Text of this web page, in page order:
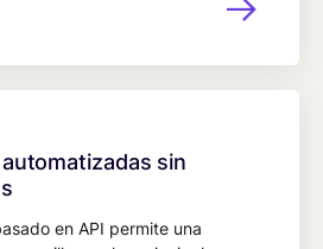
sin
en API permite una